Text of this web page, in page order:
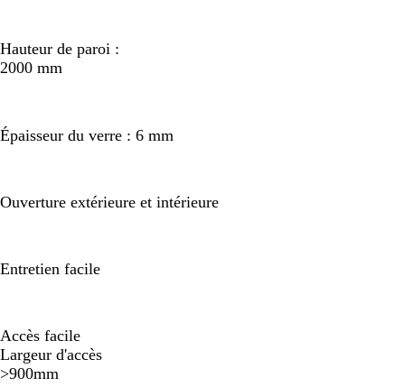
Hauteur de paroi :
2000 mm
Épaisseur du verre : 6 mm
Ouverture extérieure et intérieure
Entretien facile
Accès facile
Largeur d'accès
>900mm